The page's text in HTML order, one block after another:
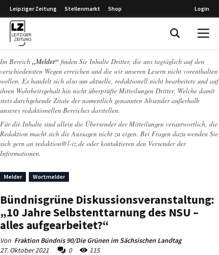
Leipziger Zeitung Stellenmarkt Shop Login
Im Bereich „Melder“ finden Sie Inhalte Dritter, die uns tagtäglich auf den
verschiedensten Wegen erreichen und die wir unseren Lesern nicht vorenthalten
wollen. Es handelt sich also um aktuelle, redaktionell nicht bearbeitete und auf
ihren Wahrheitsgehalt hin nicht überprüfte Mitteilungen Dritter. Welche damit
stets durchgehende Zitate der namentlich genannten Absender außerhalb
unseres redaktionellen Bereiches darstellen.
Für die Inhalte sind allein die Übersender der Mitteilungen verantwortlich, die
Redaktion macht sich die Aussagen nicht zu eigen. Bei Fragen dazu wenden Sie
sich gern an redaktion@l-iz.de oder kontaktieren den Versender der
Informationen.
Melder Wortmelder
Bündnisgrüne Diskussionsveranstaltung:
„10 Jahre Selbstenttarnung des NSU –
alles aufgearbeitet?“
Von Fraktion Bündnis 90/Die Grünen im Sächsischen Landtag
27. Oktober 2021
0 115